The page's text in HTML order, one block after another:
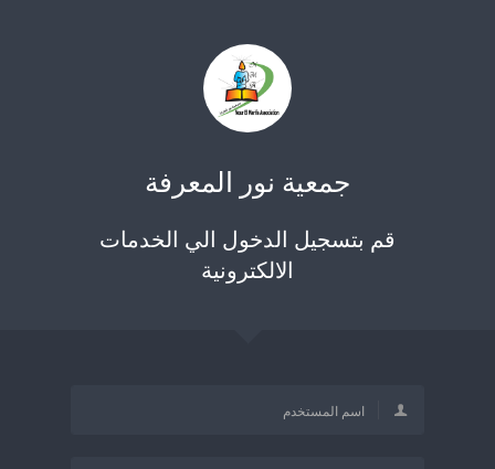
جمعية نور المعرفة
قم بتسجيل الدخول الي الخدمات
الالكترونية